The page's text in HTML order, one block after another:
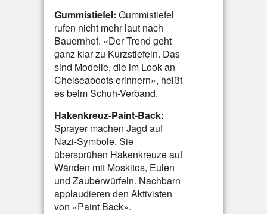
Gummistiefel: Gummistiefel
rufen nicht mehr laut nach
Bauernhof. «Der Trend geht
ganz klar zu Kurzstiefeln. Das
sind Modelle, die im Look an
Chelseaboots erinnern», heißt
es beim Schuh-Verband.
Hakenkreuz-Paint-Back:
Sprayer machen Jagd auf
Nazi-Symbole. Sie
übersprühen Hakenkreuze auf
Wänden mit Moskitos, Eulen
und Zauberwürfeln. Nachbarn
applaudieren den Aktivisten
von «Paint Back».